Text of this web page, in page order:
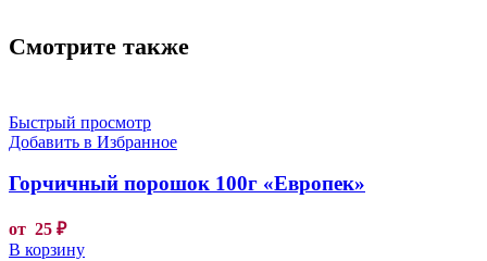
Смотрите также
Быстрый просмотр
Добавить в Избранное
Горчичный порошок 100г «Европек»
от 25 ₽
В корзину